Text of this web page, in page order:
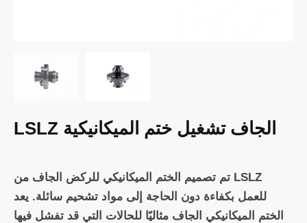
LSLZ الجاف تشغيل ختم الميكانيكية
تم تصميم الختم الميكانيكي للركض الجاف من LSLZ
للعمل بكفاءة دون الحاجة إلى مواد تشحيم سائلة. يعد
الختم الميكانيكي الجاف مثاليًا للحالات التي قد تفشل فيها